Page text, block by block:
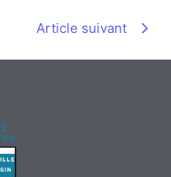
Article suivant